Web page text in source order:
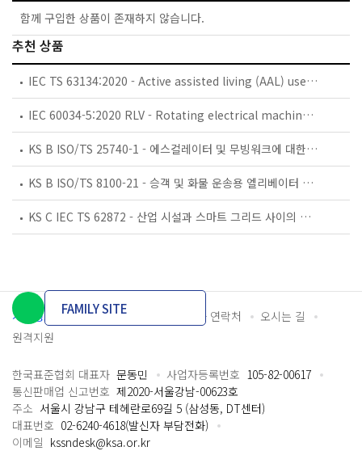
함께 구입한 상품이 존재하지 않습니다.
추천 상품
IEC TS 63134:2020 - Active assisted living (AAL) use cases
IEC 60034-5:2020 RLV - Rotating electrical machines - Part 5: Degrees of protection provided by the integral design of rotating electrical machines (IP code) - Classification
KS B ISO/TS 25740-1 - 에스컬레이터 및 무빙워크에 대한 안전요건 — 제1부: 세계공통 필수 안전요건(GESRs)
KS B ISO/TS 8100-21 - 승객 및 화물 운송용 엘리베이터 —제21부: 세계공통 필수안전요건(GESRs)을 충족하는 세계공통 안전 파라미터(GSPs)
KS C IEC TS 62872 - 산업 시설과 스마트 그리드 사이의 산업 공정 측정, 제어 및 자동화 시스템 인터페이스
개인정보처리방침 이용약관 담당자 연락처
오시는 길
원격지원
FAMILY SITE
한국표준협회 대표자 문동민 사업자등록번호 105-82-00617
통신판매업 신고번호 제2020-서울강남-00623호
주소 서울시 강남구 테헤란로69길 5 (삼성동, DT센터)
대표번호 02-6240-4618(발신자 부담전화)
이메일 kssndesk@ksa.or.kr